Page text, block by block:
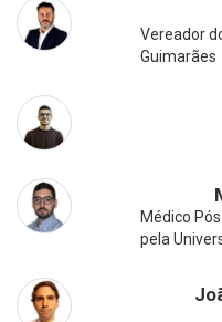
Vereador
Guimarães
Médico
pela